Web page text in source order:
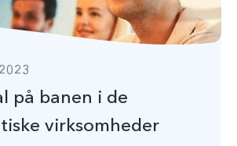
på banen i de
virksomheder